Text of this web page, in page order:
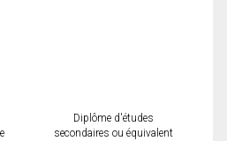
Diplôme d'études
secondaires ou équivalent